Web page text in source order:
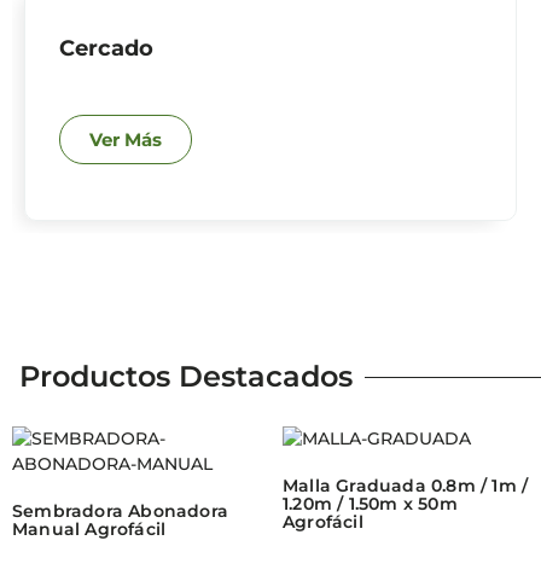
Cercado
Ver Más
Productos Destacados
Sembradora Abonadora
Manual Agrofácil
Malla Graduada 0.8m / 1m /
1.20m / 1.50m x 50m
Agrofácil